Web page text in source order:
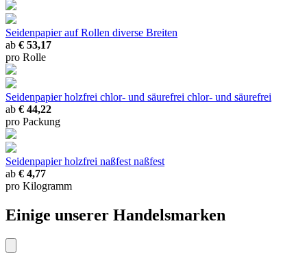
Seidenpapier auf Rollen diverse Breiten
ab € 53,17
pro Rolle
Seidenpapier holzfrei chlor- und säurefrei chlor- und säurefrei
ab € 44,22
pro Packung
Seidenpapier holzfrei naßfest naßfest
ab € 4,77
pro Kilogramm
Einige unserer Handelsmarken